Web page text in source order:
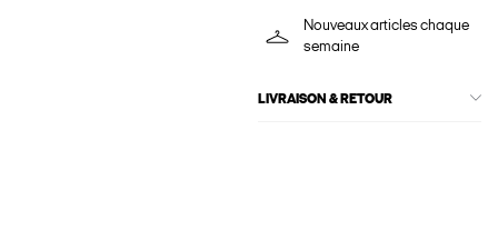
Nouveaux articles chaque
semaine
LIVRAISON & RETOUR